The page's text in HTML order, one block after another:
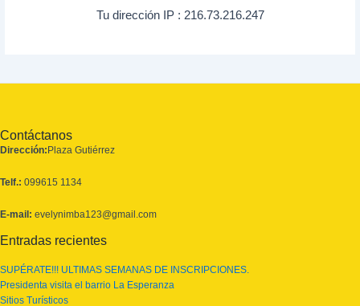
Tu dirección IP : 216.73.216.247
Contáctanos
Dirección: Plaza Gutiérrez
Telf.: 099615 1134
E-mail: evelynimba123@gmail.com
Entradas recientes
SUPÉRATE!!! ULTIMAS SEMANAS DE INSCRIPCIONES.
Presidenta visita el barrio La Esperanza
Sitios Turísticos